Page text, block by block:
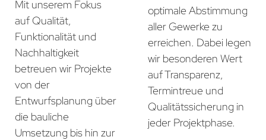
Mit unserem Fokus
auf Qualität,
Funktionalität und
Nachhaltigkeit
betreuen wir Projekte
von der
Entwurfsplanung über
die bauliche
Umsetzung bis hin zur
optimale Abstimmung
aller Gewerke zu
erreichen. Dabei legen
wir besonderen Wert
auf Transparenz,
Termintreue und
Qualitätssicherung in
jeder Projektphase.